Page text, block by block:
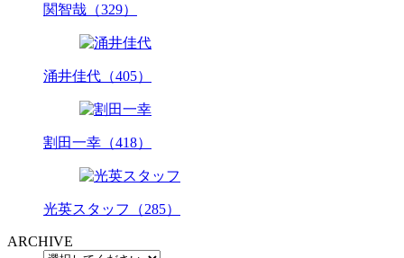
関智哉（329）
涌井佳代（405）
割田一幸（418）
光英スタッフ（285）
ARCHIVE